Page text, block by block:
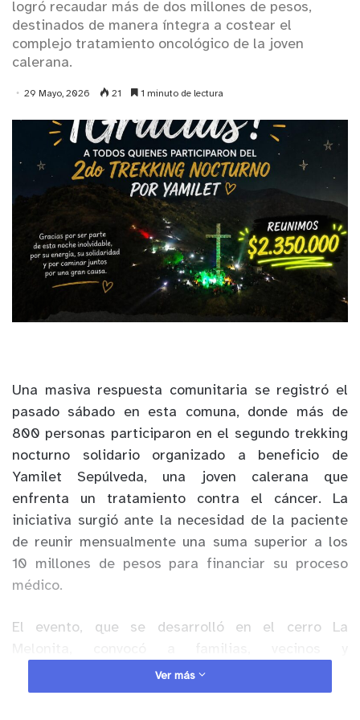
logró recaudar más de dos millones de pesos,
destinados de manera íntegra a costear el
complejo tratamiento oncológico de la joven
calerana.
29 Mayo, 2026 21 1 minuto de lectura
Una masiva respuesta comunitaria se registró el
pasado sábado en esta comuna, donde más de
800 personas participaron en el segundo trekking
nocturno solidario organizado a beneficio de
Yamilet Sepúlveda, una joven calerana que
enfrenta un tratamiento contra el cáncer. La
iniciativa surgió ante la necesidad de la paciente
de reunir mensualmente una suma superior a los
10 millones de pesos para financiar su proceso
médico.
El evento, que se desarrolló en el cerro La
delegaciones procedentes de distintas comunas
de la Región de Valparaíso. Gracias a la alta
Ver más